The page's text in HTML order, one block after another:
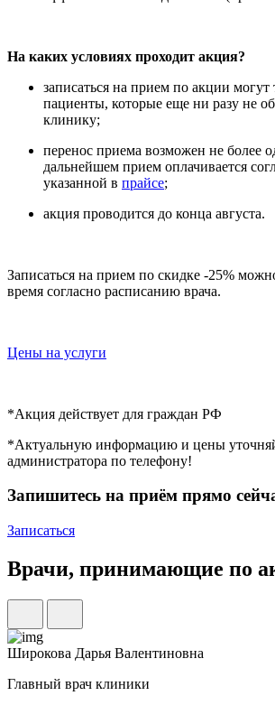
На каких условиях проходит акция?
записаться на прием по акции могут
пациенты, которые еще ни разу не
клинику;
перенос приема возможен не более
дальнейшем прием оплачивается
указанной в прайсе;
акция проводится до конца августа.
Записаться на прием по скидке -25%
время согласно расписанию врача.
Цены на услуги
*Акция действует для граждан РФ
*Актуальную информацию и цены
администратора по телефону!
Запишитесь на приём прямо
Записаться
Врачи, принимающие по
Широкова Дарья Валентиновна
Главный врач клиники